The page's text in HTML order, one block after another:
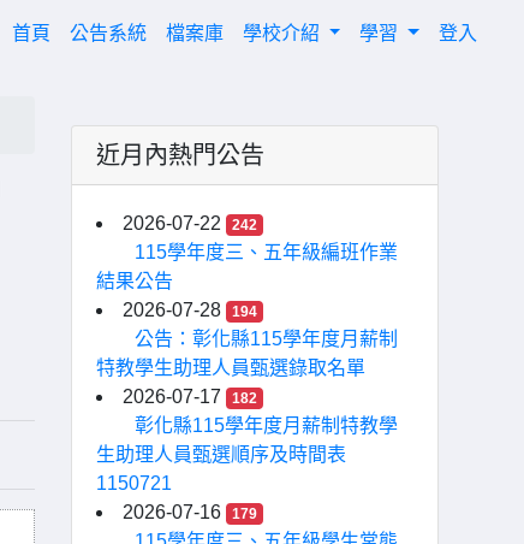
首頁(current)
公告系統 檔案庫 學校介紹 學習 登入
近月內熱門公告
2026-07-22 242
115學年度三、五年級編班作業
結果公告
2026-07-28
194
公告：彰化縣115學年度月薪制
特教學生助理人員甄選錄取名單
2026-07-17
182
彰化縣115學年度月薪制特教學
生助理人員甄選順序及時間表
1150721
2026-07-16
179